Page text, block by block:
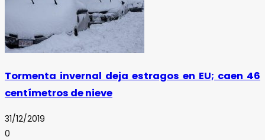
Tormenta invernal deja estragos en EU; caen 46
centímetros de nieve
31/12/2019
0